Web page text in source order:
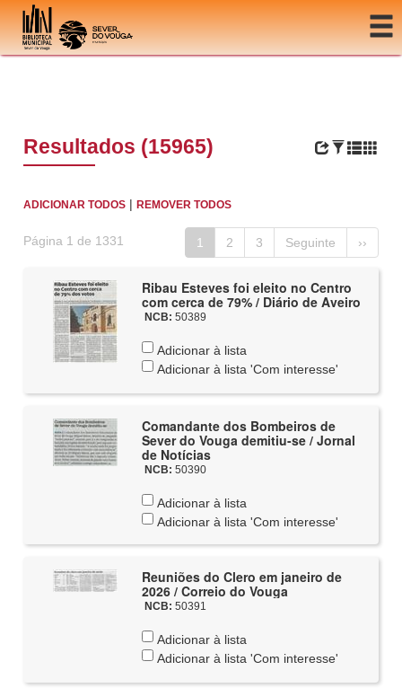
Ir para o conteúdo
Resultados (15965)
ADICIONAR TODOS |REMOVER TODOS
Página 1 de 1331 1 2 3 Seguinte ››
Ribau Esteves foi eleito no Centro
com cerca de 79% / Diário de Aveiro
NCB: 50389
Adicionar à lista
Adicionar à lista 'Com interesse'
Comandante dos Bombeiros de
Sever do Vouga demitiu-se / Jornal
de Notícias
NCB: 50390
Adicionar à lista
Adicionar à lista 'Com interesse'
Reuniões do Clero em janeiro de
2026 / Correio do Vouga
NCB: 50391
Adicionar à lista
Adicionar à lista 'Com interesse'